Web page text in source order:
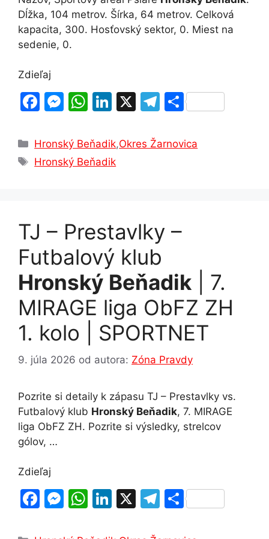
Dĺžka, 104 metrov. Šírka, 64 metrov. Celková
kapacita, 300. Hosťovský sektor, 0. Miest na
sedenie, 0.
Zdieľaj
F
c
e
k
M
s
s
er
W
at
s
Li
k
e
X
T
e
S
ar
Kategórie
Hronský Beňadik,Okres Žarnovica
Značky
Hronský Beňadik
TJ – Prestavlky –
Futbalový klub
Hronský Beňadik | 7.
MIRAGE liga ObFZ ZH
1. kolo | SPORTNET
9. júla 2026 od autora: Zóna Pravdy
Pozrite si detaily k zápasu TJ – Prestavlky vs.
Futbalový klub Hronský Beňadik, 7. MIRAGE
liga ObFZ ZH. Pozrite si výsledky, strelcov
gólov, …
Zdieľaj
F
M W Li X
T S